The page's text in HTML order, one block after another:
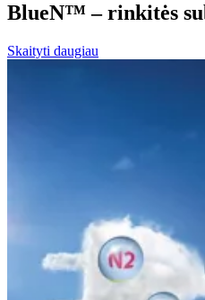
BlueN™ – rinkitės
Skaityti daugiau